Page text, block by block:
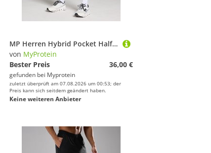
MP Herren Hybrid Pocket Half Tight - Gewaschen Schwarz - M
von MyProtein
Bester Preis
36,00 €
gefunden bei Myprotein
zuletzt überprüft am 07.08.2026 um 00:53; der
Preis kann sich seitdem geändert haben.
Keine weiteren Anbieter